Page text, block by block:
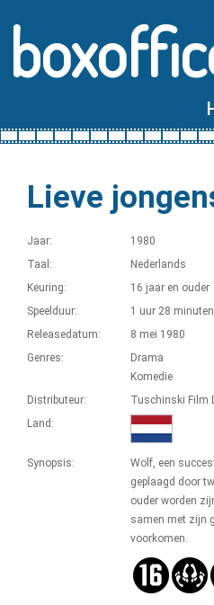
Lieve
Jaar:
1980
Taal:
Nederlands
Keuring:
16 jaar en ouder
Speelduur:
1 uur 28 minuten
Releasedatum:
8 mei 1980
Genres:
Drama
Komedie
Distributeur:
Tuschinski Film
Land:
Synopsis:
Wolf, een
geplaagd door
ouder worden
samen met zijn
voorkomen.